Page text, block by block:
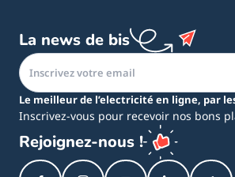
La news de bis
Le meilleur de l’electricité en ligne, par
Inscrivez-vous pour recevoir nos bons
Rejoignez-nous !